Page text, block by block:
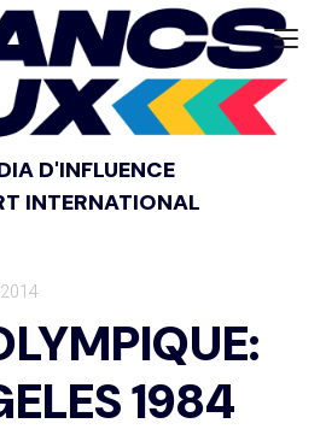
D'INFLUENCE
INTERNATIONAL
1984